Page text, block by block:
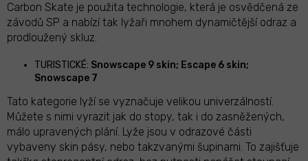
Carbon Skate je použita technologie, která je osvědčená ze
závodů SP a nabízí tak lyžaři mnohem dynamičtější odraz a
prodloužený skluz.
TURISTICKÉ: Snowscape 9 skin; Escape 6 skin;
Snowscape 7
Tato kategorie lyží se vyznačuje velikou univerzálností.
Můžete s nimi vyrazit jak do stopy, tak i do zasněžených,
málo upravených plání. Lyže jsou v odrazové části
vybaveny skin pásy, nebo takzvanými šupinami. To zajišťuje